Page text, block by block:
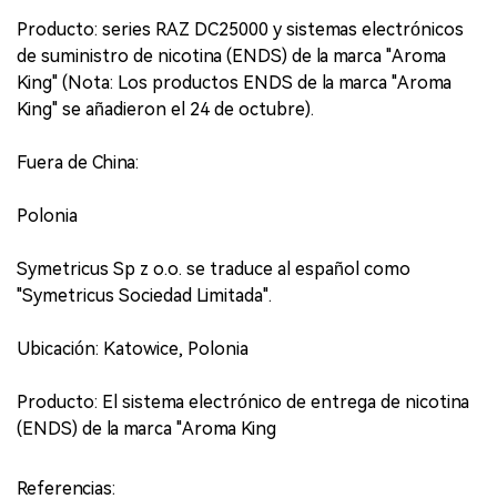
Producto: series RAZ DC25000 y sistemas electrónicos
de suministro de nicotina (ENDS) de la marca "Aroma
King" (Nota: Los productos ENDS de la marca "Aroma
King" se añadieron el 24 de octubre).
Fuera de China:
Polonia
Symetricus Sp z o.o. se traduce al español como
"Symetricus Sociedad Limitada".
Ubicación: Katowice, Polonia
Producto: El sistema electrónico de entrega de nicotina
(ENDS) de la marca "Aroma King
Referencias: